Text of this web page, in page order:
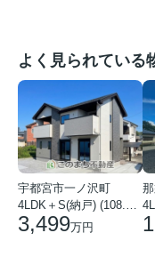
よく見られている
宇都宮市一ノ沢町
3,499万円